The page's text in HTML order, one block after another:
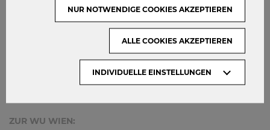
DATENSCHUTZ
ZUR WU WIEN:
INDIVIDUELLE EINSTELLUNGEN
NUR NOTWENDIGE COOKIES AKZEPTIEREN
ALLE COOKIES AKZEPTIEREN